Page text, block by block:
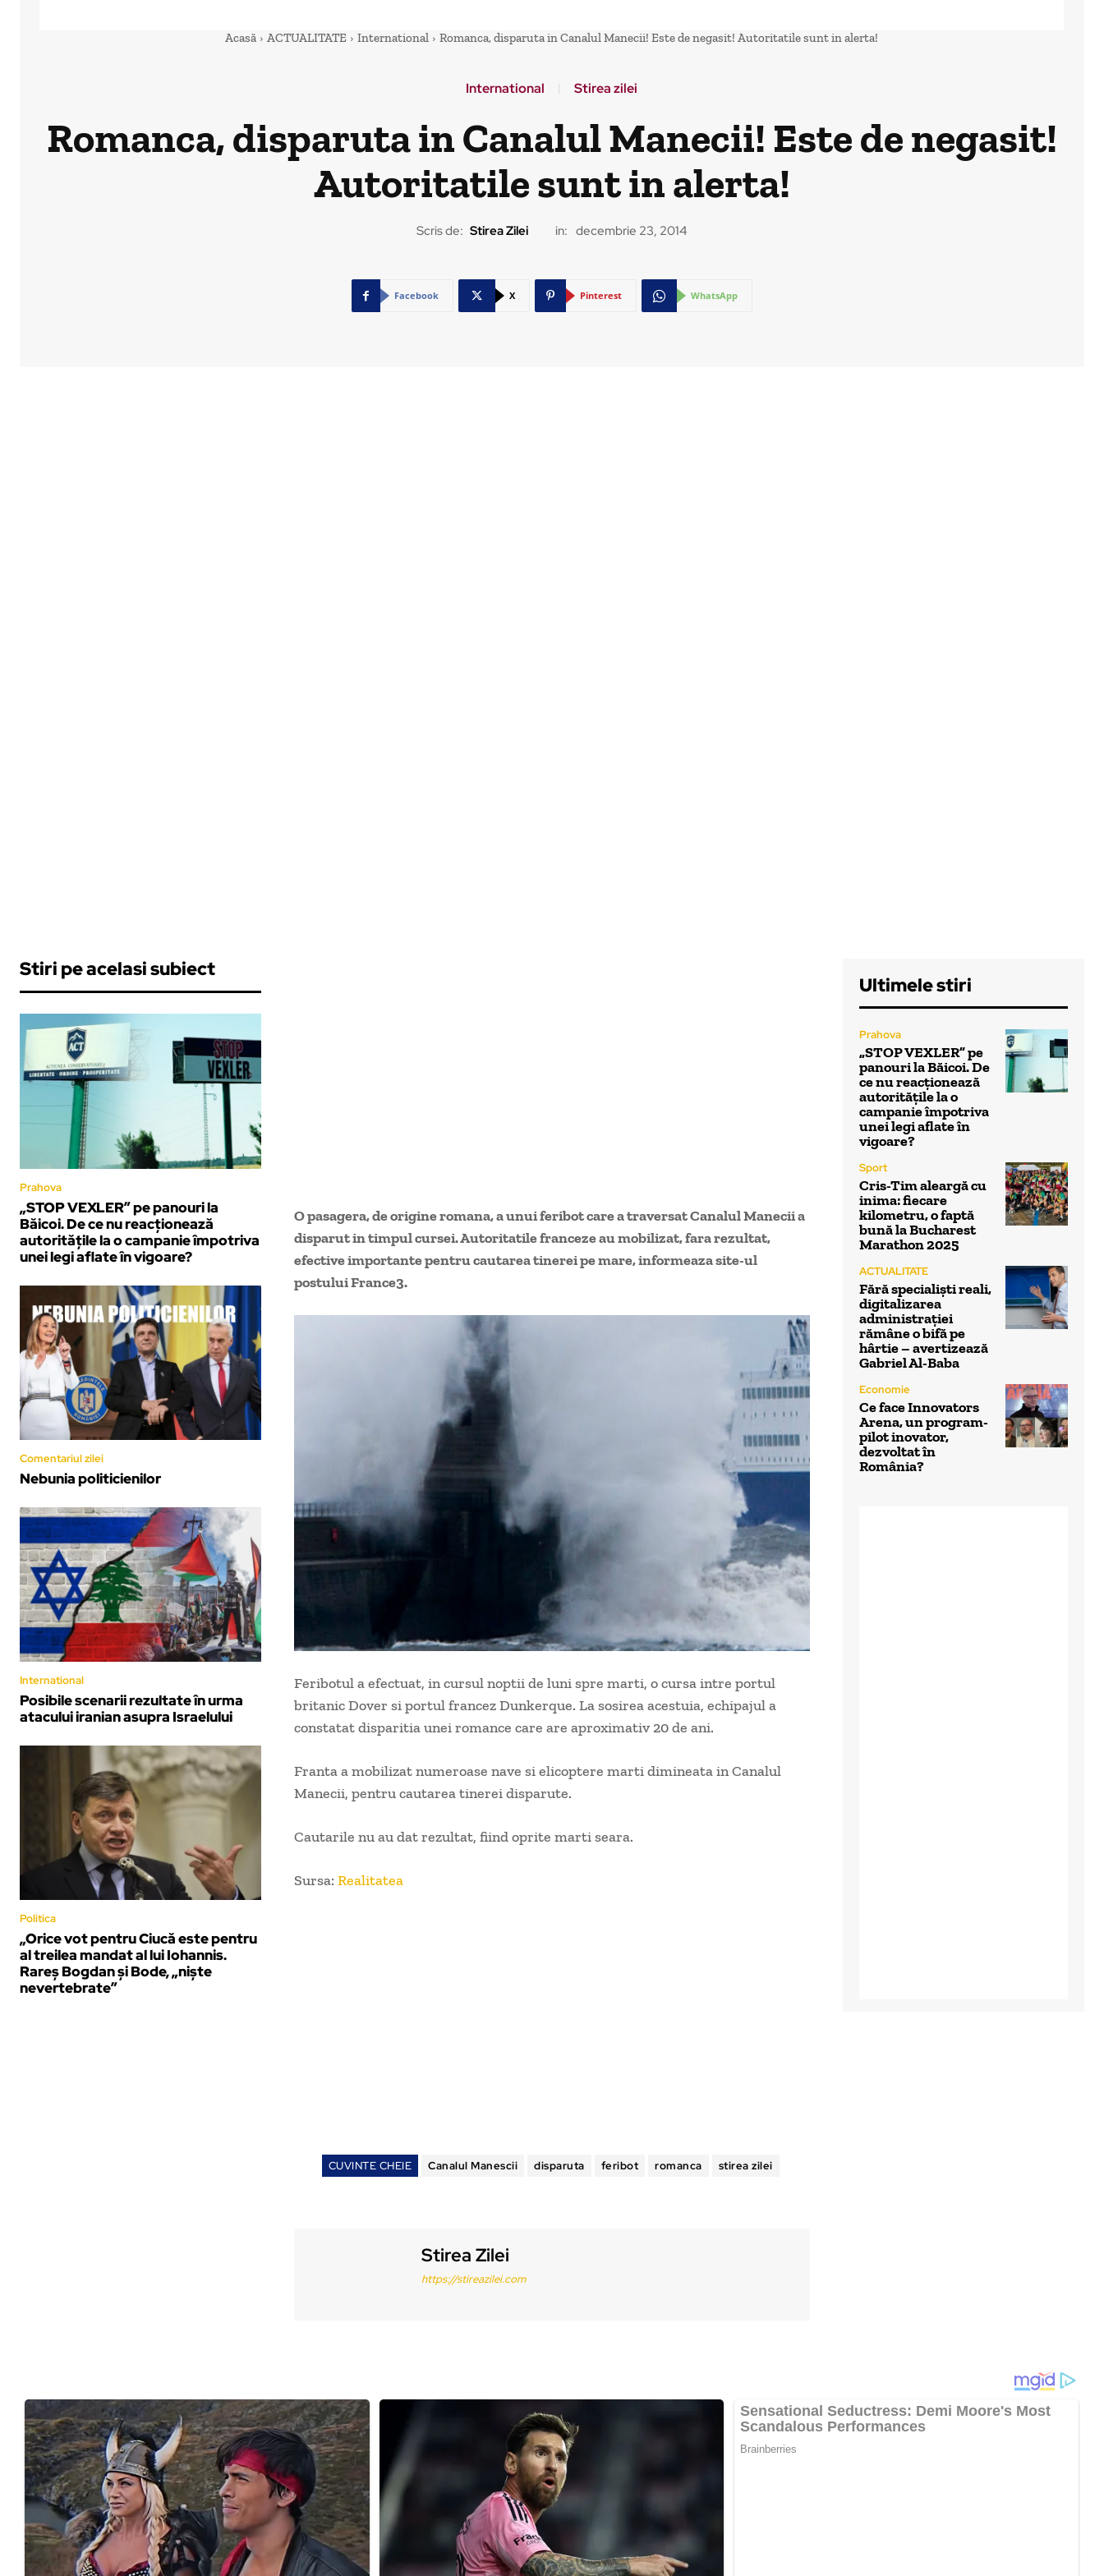
Acasă ACTUALITATE International Romanca, disparuta in Canalul Manecii! Este de negasit! Autoritatile sunt in alerta!
International Stirea zilei
Romanca, disparuta in Canalul Manecii! Este de negasit!
Autoritatile sunt in alerta!
Scris de: Stirea Zilei in: decembrie 23, 2014
Facebook X Pinterest WhatsApp
Stiri pe acelasi subiect
Prahova
„STOP VEXLER” pe panouri la
Băicoi. De ce nu reacționează
autoritățile la o campanie împotriva
unei legi aflate în vigoare?
Comentariul zilei
Nebunia politicienilor
International
Posibile scenarii rezultate în urma
atacului iranian asupra Israelului
Politica
„Orice vot pentru Ciucă este pentru
al treilea mandat al lui Iohannis.
Rareș Bogdan și Bode, „niște
nevertebrate”
O pasagera, de origine romana, a unui feribot care a traversat Canalul Manecii a
disparut in timpul cursei. Autoritatile franceze au mobilizat, fara rezultat,
efective importante pentru cautarea tinerei pe mare, informeaza site-ul
postului France3.
Feribotul a efectuat, in cursul noptii de luni spre marti, o cursa intre portul
britanic Dover si portul francez Dunkerque. La sosirea acestuia, echipajul a
constatat disparitia unei romance care are aproximativ 20 de ani.
Franta a mobilizat numeroase nave si elicoptere marti dimineata in Canalul
Manecii, pentru cautarea tinerei disparute.
Cautarile nu au dat rezultat, fiind oprite marti seara.
Sursa: Realitatea
CUVINTE CHEIE Canalul Manescii disparuta feribot romanca stirea zilei
Stirea Zilei
https://stireazilei.com
Ultimele stiri
Prahova
„STOP VEXLER” pe
panouri la Băicoi. De
ce nu reacționează
autoritățile la o
campanie împotriva
unei legi aflate în
vigoare?
Sport
Cris-Tim aleargă cu
inima: fiecare
kilometru, o faptă
bună la Bucharest
Marathon 2025
ACTUALITATE
Fără specialiști reali,
digitalizarea
administrației
rămâne o bifă pe
hârtie – avertizează
Gabriel Al-Baba
Economie
Ce face Innovators
Arena, un program-
pilot inovator,
dezvoltat în
România?